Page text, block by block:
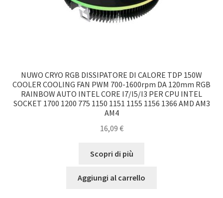
NUWO CRYO RGB DISSIPATORE DI CALORE TDP 150W
COOLER COOLING FAN PWM 700-1600rpm DA 120mm RGB
RAINBOW AUTO INTEL CORE I7/I5/I3 PER CPU INTEL
SOCKET 1700 1200 775 1150 1151 1155 1156 1366 AMD AM3
AM4
16,09 €
Scopri di più
Aggiungi al carrello